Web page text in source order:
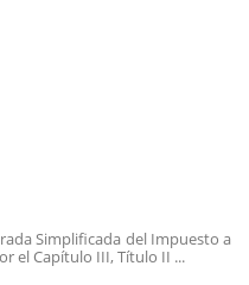
Simplificada del Impuesto a
el Capítulo III, Título II ...